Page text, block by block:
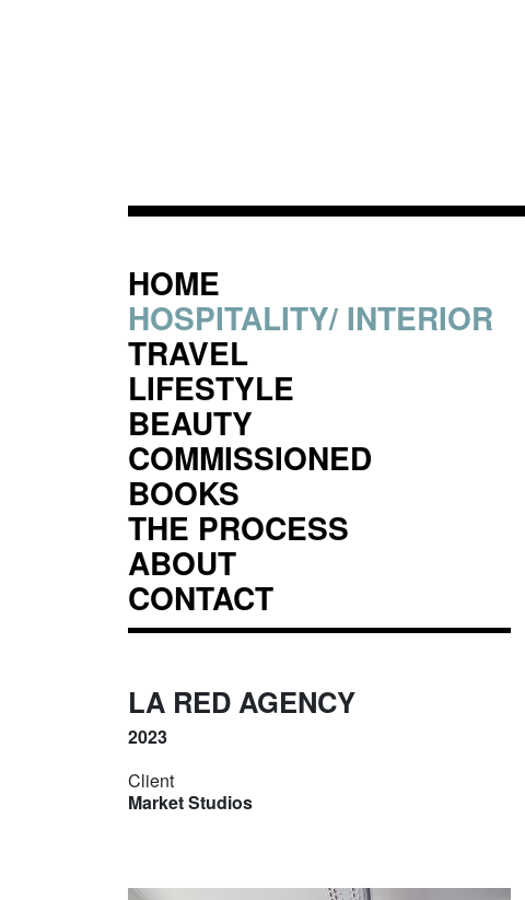
HOME
HOSPITALITY/ INTERIOR
TRAVEL
LIFESTYLE
BEAUTY
COMMISSIONED
BOOKS
THE PROCESS
ABOUT
CONTACT
LA RED AGENCY
2023
Client
Market Studios